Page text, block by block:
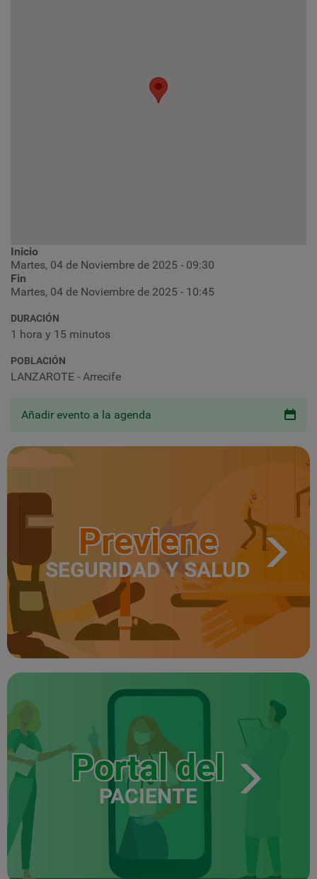
Inicio
Martes, 04 de Noviembre de 2025 - 09:30
Fin
Martes, 04 de Noviembre de 2025 - 10:45
DURACIÓN
1 hora y 15 minutos
POBLACIÓN
LANZAROTE - Arrecife
Añadir evento a la agenda
Previene
SEGURIDAD Y SALUD
Portal del
PACIENTE